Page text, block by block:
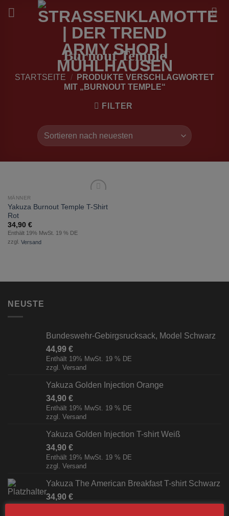
Inhalt
Burnout Temple
STARTSEITE /
PRODUKTE VERSCHLAGWORTET
MIT „BURNOUT TEMPLE“
FILTER
Wunschliste
MÄNNER
Yakuza Burnout Temple T-Shirt
Rot
34,90 €
Enthält 19% MwSt. 19 % DE
zzgl. Versand
NEUSTE
Bundeswehr-Gebirgsrucksack, Model Schwarz
44,99 €
Enthält 19% MwSt. 19 % DE
zzgl. Versand
Yakuza Golden Injection Orange
34,90 €
Enthält 19% MwSt. 19 % DE
zzgl. Versand
Yakuza Golden Injection T-shirt Weiß
34,90 €
Enthält 19% MwSt. 19 % DE
zzgl. Versand
Yakuza The American Breakfast T-shirt Schwarz
34,90 €
Enthält 19% MwSt. 19 % DE